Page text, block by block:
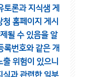
토론과 지식샘 게
청 홈페이지 게시
될 수 있음을 알
록번호와 같은 개
위험이 있으니
식과 관련한 일부